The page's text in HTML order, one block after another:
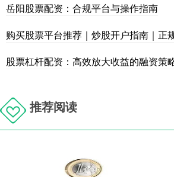
岳阳股票配资：合规平台与操作指南
购买股票平台推荐｜炒股开户指南｜正
股票杠杆配资：高效放大收益的融资策
推荐阅读